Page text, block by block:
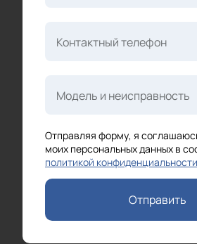
Контактный телефон
Модель и неисправность
Отправляя форму, я
моих персональных данных в
политикой конфиденциальности
Отправить